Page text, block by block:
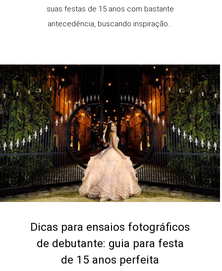
suas festas de 15 anos com bastante
antecedência, buscando inspiração...
Dicas para ensaios fotográficos
de debutante: guia para festa
de 15 anos perfeita